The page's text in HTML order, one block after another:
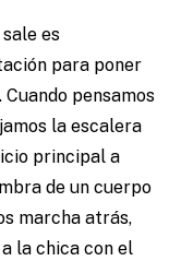
es
para poner
pensamos
la escalera
principal a
de un cuerpo
marcha atrás,
la chica con el